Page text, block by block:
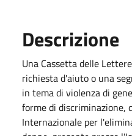
Descrizione
Una Cassetta delle
richiesta d'aiuto o una
in tema di violenza di
forme di discriminazione,
Internazionale per